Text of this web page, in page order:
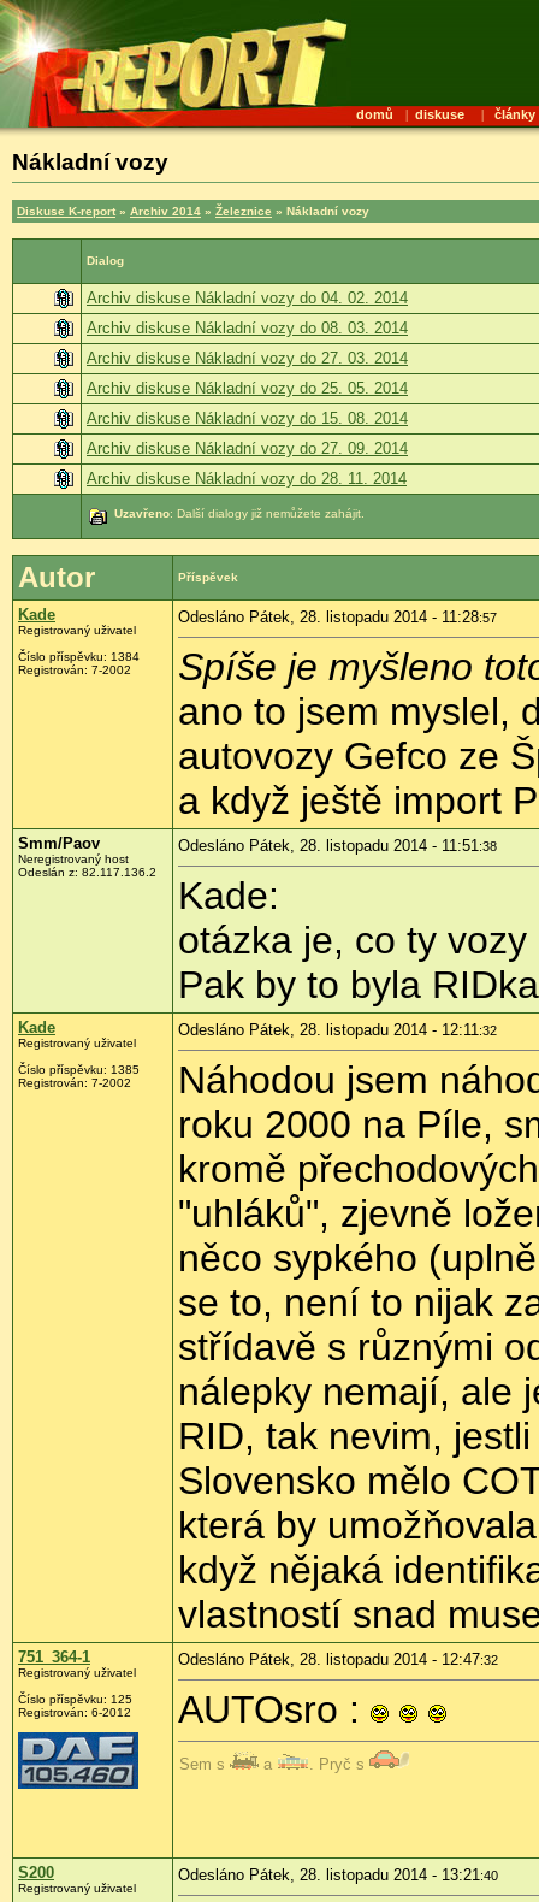
domů | diskuse | články
Nákladní vozy
Diskuse K-report » Archiv 2014 » Železnice » Nákladní vozy
Dialog
Archiv diskuse Nákladní vozy do 04. 02. 2014
Archiv diskuse Nákladní vozy do 08. 03. 2014
Archiv diskuse Nákladní vozy do 27. 03. 2014
Archiv diskuse Nákladní vozy do 25. 05. 2014
Archiv diskuse Nákladní vozy do 15. 08. 2014
Archiv diskuse Nákladní vozy do 27. 09. 2014
Archiv diskuse Nákladní vozy do 28. 11. 2014
Uzavřeno: Další dialogy již nemůžete zahájit.
Autor Příspěvek
Kade
Registrovaný uživatel
Číslo příspěvku: 1384
Registrován: 7-2002
Odesláno Pátek, 28. listopadu 2014 - 11:28:57
Spíše je myšleno
ano to jsem myslel,
autovozy Gefco ze
a když ještě import
Smm/Paov
Neregistrovaný host
Odeslán z: 82.117.136.2
Odesláno Pátek, 28. listopadu 2014 - 11:51:38
Kade:
otázka je, co ty
Pak by to byla
Kade
Registrovaný uživatel
Číslo příspěvku: 1385
Registrován: 7-2002
Odesláno Pátek, 28. listopadu 2014 - 12:11:32
Náhodou jsem
roku 2000 na Píle,
kromě
"uhláků", zjevně
něco sypkého
se to, není to nijak
střídavě s různými
nálepky nemají, ale
RID, tak nevim,
Slovensko mělo
která by
když nějaká
vlastností snad
751_364-1
Registrovaný uživatel
Číslo příspěvku: 125
Registrován: 6-2012
Odesláno Pátek, 28. listopadu 2014 - 12:47:32
AUTOsro :
Sem s a . Pryč s
S200
Registrovaný uživatel
Odesláno Pátek, 28. listopadu 2014 - 13:21:40